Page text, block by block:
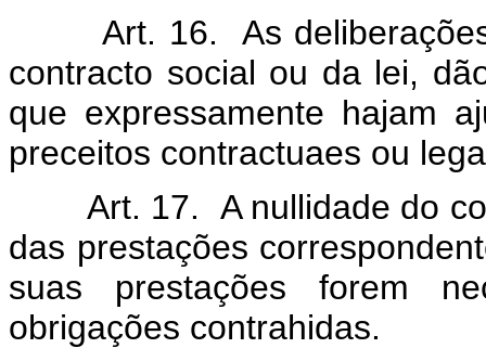
Art. 16. As
contracto social ou da lei,
que expressamente hajam
preceitos contractuaes ou
Art. 17. A nullidade do
das prestações
suas prestações forem
obrigações contrahidas.